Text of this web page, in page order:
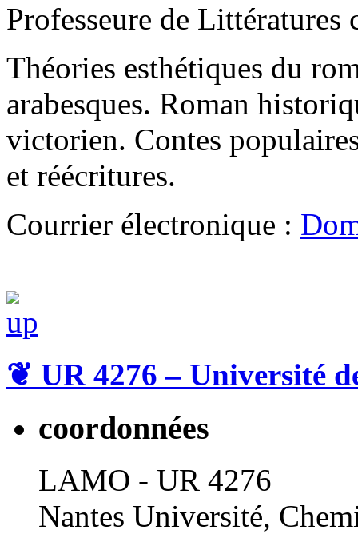
Professeure de Littératures
Théories esthétiques du
arabesques. Roman
victorien. Contes
et réécritures.
Courrier électronique :
❦ UR 4276 – Université
coordonnées
LAMO - UR 4276
Nantes Université,